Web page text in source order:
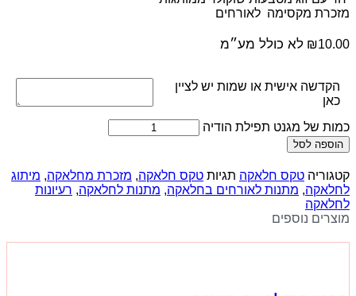
מזכרת מקסימה לאורחים
₪10.00 לא כולל מע״מ
הקדשה אישית או שמות יש לציין
כאן
כמות של מגנט תפילת הודיה
הוספה לסל
קטגוריה טקס חלאקה תגיות טקס חלאקה, מזכרת מחלאקה, מיתוג
לחלאקה, מתנות לאורחים בחלאקה, מתנות לחלאקה, רעיונות
לחלאקה
מוצרים נוספים